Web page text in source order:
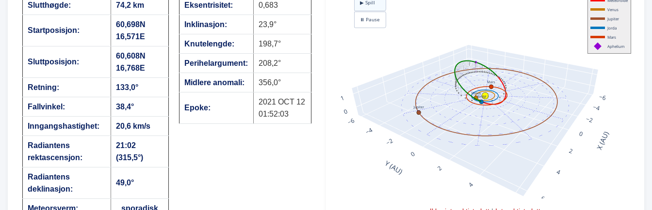
Slutthøgde: 74,2 km
Startposisjon:
60,698N
16,571E
Sluttposisjon:
60,608N
16,768E
Retning: 133,0°
Fallvinkel: 38,4°
Inngangshastighet: 20,6 km/s
Radiantens
rektascensjon:
21:02
(315,5°)
Radiantens
deklinasjon:
49,0°
Meteorsverm: sporadisk
Eksentrisitet: 0,683
Inklinasjon: 23,9°
Knutelengde: 198,7°
Perihelargument: 208,2°
Midlere anomali: 356,0°
Epoke:
2021 OCT 12
01:52:03